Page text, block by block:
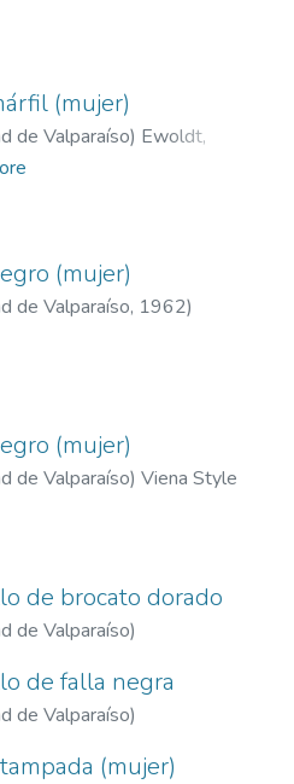
(mujer)
de Valparaíso) Ewoldt,
(mujer)
de Valparaíso, 1962)
(mujer)
de Valparaíso) Viena Style
de brocato dorado
de Valparaíso)
de falla negra
de Valparaíso)
(mujer)